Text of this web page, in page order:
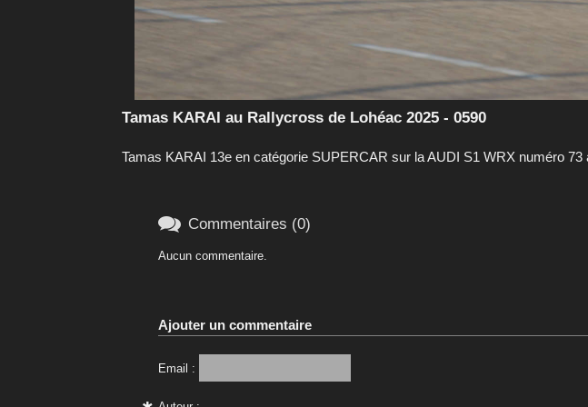
Tamas KARAI au Rallycross de Lohéac 2025 - 0590
Tamas KARAI 13e en catégorie SUPERCAR sur la AUDI S1 WRX numéro
 Commentaires (0)
Aucun commentaire.
Ajouter un commentaire
Email :